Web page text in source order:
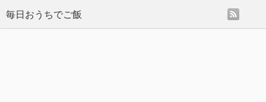
毎日おうちでご飯